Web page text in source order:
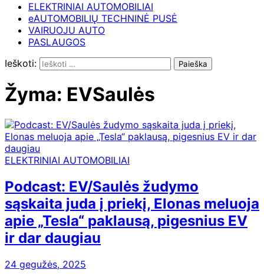
ELEKTRINIAI AUTOMOBILIAI
eAUTOMOBILIŲ TECHNINĖ PUSĖ
VAIRUOJU AUTO
PASLAUGOS
Ieškoti:
Žyma: EVSaulės
ELEKTRINIAI AUTOMOBILIAI
Podcast: EV/Saulės žudymo
sąskaita juda į priekį, Elonas meluoja
apie „Tesla“ paklausą, pigesnius EV
ir dar daugiau
24 gegužės, 2025